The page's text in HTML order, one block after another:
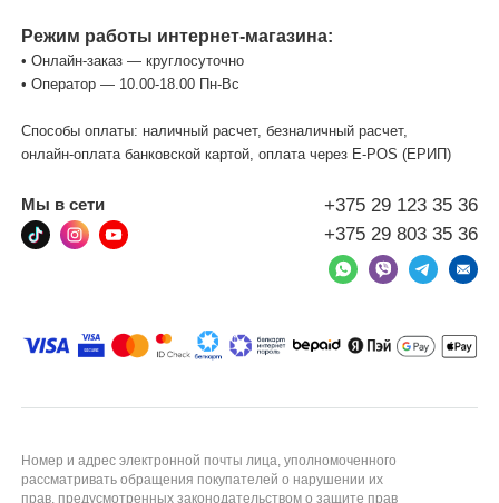
Режим работы интернет-магазина:
• Онлайн-заказ — круглосуточно
• Оператор — 10.00-18.00 Пн-Вс
Способы оплаты: наличный расчет, безналичный расчет,
онлайн-оплата банковской картой, оплата через Е-POS (ЕРИП)
+375 29 123 35 36
+375 29 803 35 36
Мы в сети
Номер и адрес электронной почты лица, уполномоченного
рассматривать обращения покупателей о нарушении их
прав, предусмотренных законодательством о защите прав